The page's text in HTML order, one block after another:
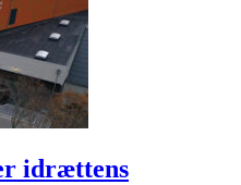
idrættens